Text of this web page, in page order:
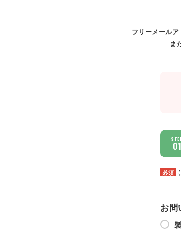
フリーメール
ま
01
必須
お問